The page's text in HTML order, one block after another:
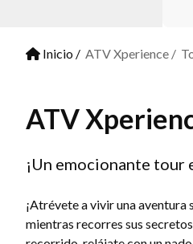
Inicio ATV Xperience
ATV
¡Un emocionante
¡Atrévete a vivir una
mientras recorres sus